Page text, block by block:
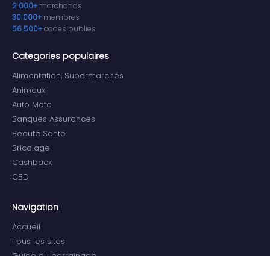
2 000+ marchands
30 000+ membres
56 500+codes publies
Categories populaires
Alimentation, Supermarchés
Animaux
Auto Moto
Banques Assurances
Beauté Santé
Bricolage
Cashback
CBD
Navigation
Accueil
Tous les sites